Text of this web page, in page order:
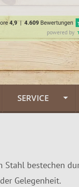
powered by
SERVICE
Zahlungsarten
Stahl bestechen
Gelegenheit.